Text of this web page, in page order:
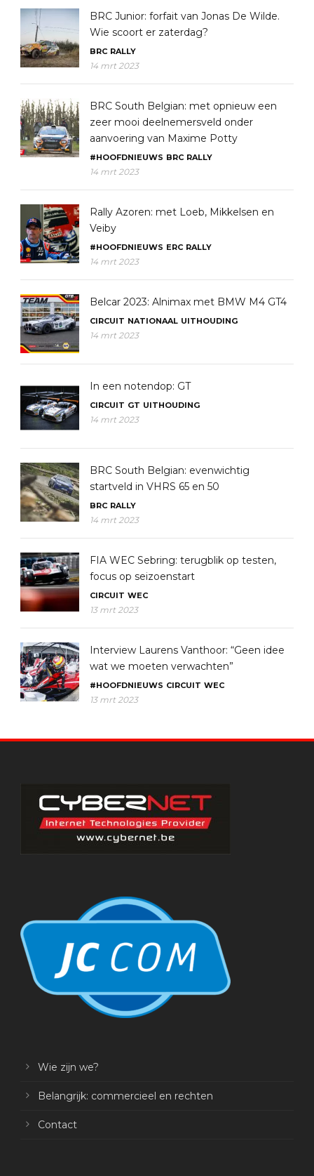
BRC Junior: forfait van Jonas De Wilde.
Wie scoort er zaterdag?
BRC RALLY
14 mrt 2023
BRC South Belgian: met opnieuw een
zeer mooi deelnemersveld onder
aanvoering van Maxime Potty
#HOOFDNIEUWS BRC RALLY
14 mrt 2023
Rally Azoren: met Loeb, Mikkelsen en
Veiby
#HOOFDNIEUWS ERC RALLY
14 mrt 2023
Belcar 2023: Alnimax met BMW M4 GT4
CIRCUIT NATIONAAL UITHOUDING
14 mrt 2023
In een notendop: GT
CIRCUIT GT UITHOUDING
14 mrt 2023
BRC South Belgian: evenwichtig
startveld in VHRS 65 en 50
BRC RALLY
14 mrt 2023
FIA WEC Sebring: terugblik op testen,
focus op seizoenstart
CIRCUIT WEC
13 mrt 2023
Interview Laurens Vanthoor: “Geen idee
wat we moeten verwachten”
#HOOFDNIEUWS CIRCUIT WEC
13 mrt 2023
Wie zijn we?
Belangrijk: commercieel en rechten
Contact